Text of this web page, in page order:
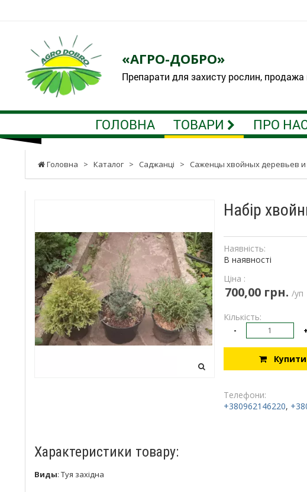
«АГРО-ДОБРО»
Препарати для захисту рослин, продажа
ГОЛОВНА ТОВАРИ ПРО
Головна > Каталог > Саджанці > Саженцы хвойных деревьев и
Набір
Наявність:
В наявності
Ціна :
700,00 грн. /уп
Кількість:
-
Купити
Телефони:
+380962146220,
Характеристики товару:
Виды: Туя західна